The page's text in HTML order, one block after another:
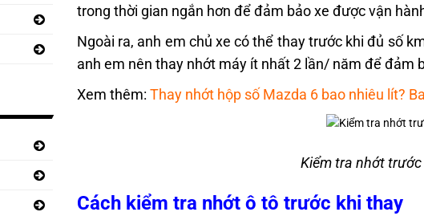
trong thời gian ngắn hơn để đảm bảo xe được vận
Ngoài ra, anh em chủ xe có thể thay trước khi đủ số
anh em nên thay nhớt máy ít nhất 2 lần/ năm để đảm
Xem thêm: Thay nhớt hộp số Mazda 6 bao nhiêu lít?
Kiểm tra nhớt
Cách kiểm tra nhớt ô tô trước khi thay